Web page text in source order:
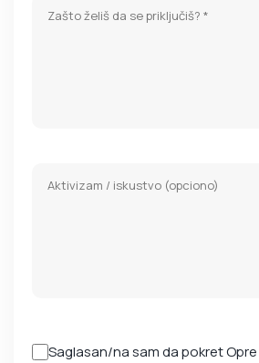
Saglasan/na sam da pokret